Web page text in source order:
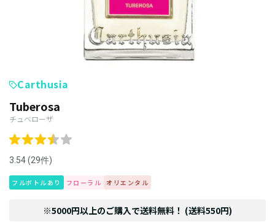
Carthusia
Tuberosa
チュベローザ
3.54 (29件)
フルボトルあり フローラル オリエンタル
※5000円以上のご購入で送料無料！ (送料550円)